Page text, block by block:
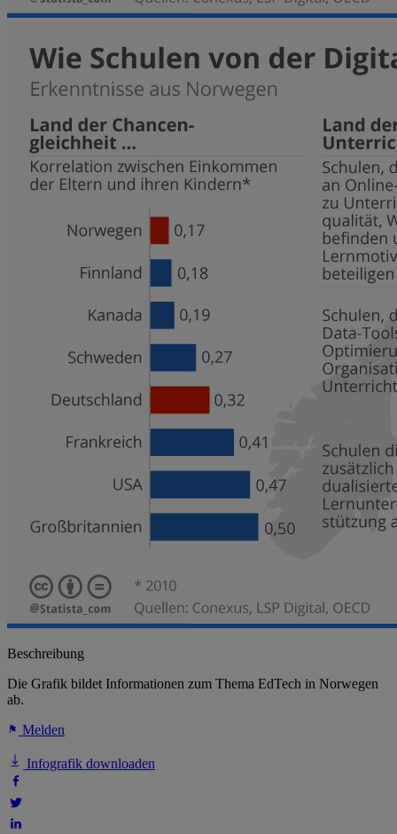
Beschreibung
Die Grafik bildet Informationen zum Thema EdTech in Norwegen
ab.
Melden
Infografik downloaden